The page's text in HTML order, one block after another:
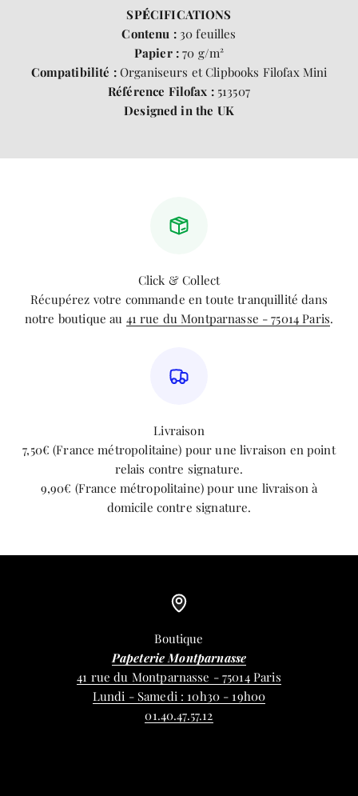
SPÉCIFICATIONS
Contenu : 30 feuilles
Papier :70 g/m²
Compatibilité :Organiseurs et Clipbooks Filofax Mini
Référence Filofax :513507
Designed in the UK
Click & Collect
Récupérez votre commande en toute tranquillité dans
notre boutique au 41 rue du Montparnasse - 75014 Paris.
Livraison
7,50€ (France métropolitaine) pour une livraison en point
relais contre signature.
9,90€ (France métropolitaine) pour une livraison à
domicile contre signature.
Boutique
Papeterie Montparnasse
41 rue du Montparnasse - 75014 Paris
Lundi - Samedi : 10h30 - 19h00
01.40.47.57.12